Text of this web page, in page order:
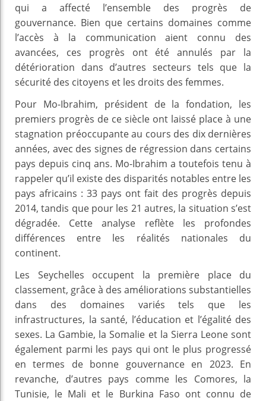
qui a affecté l’ensemble des progrès de
gouvernance. Bien que certains domaines comme
l’accès à la communication aient connu des
avancées, ces progrès ont été annulés par la
détérioration dans d’autres secteurs tels que la
sécurité des citoyens et les droits des femmes.
Pour Mo-Ibrahim, président de la fondation, les
premiers progrès de ce siècle ont laissé place à une
stagnation préoccupante au cours des dix dernières
années, avec des signes de régression dans certains
pays depuis cinq ans. Mo-Ibrahim a toutefois tenu à
rappeler qu’il existe des disparités notables entre les
pays africains : 33 pays ont fait des progrès depuis
2014, tandis que pour les 21 autres, la situation s’est
dégradée. Cette analyse reflète les profondes
différences entre les réalités nationales du
continent.
Les Seychelles occupent la première place du
classement, grâce à des améliorations substantielles
dans des domaines variés tels que les
infrastructures, la santé, l’éducation et l’égalité des
sexes. La Gambie, la Somalie et la Sierra Leone sont
également parmi les pays qui ont le plus progressé
en termes de bonne gouvernance en 2023. En
revanche, d’autres pays comme les Comores, la
Tunisie, le Mali et le Burkina Faso ont connu de